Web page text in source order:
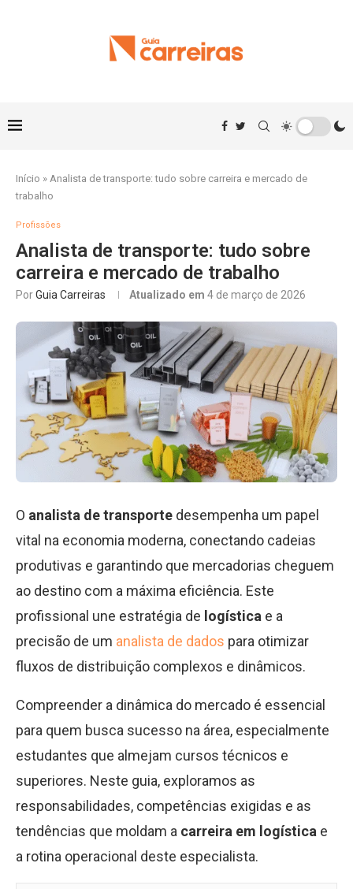
Início » Analista de transporte: tudo sobre carreira e mercado de
trabalho
Profissões
Analista de transporte: tudo sobre
carreira e mercado de trabalho
PorGuia Carreiras Atualizado em 4 de março de 2026
O analista de transporte desempenha um papel
vital na economia moderna, conectando cadeias
produtivas e garantindo que mercadorias cheguem
ao destino com a máxima eficiência. Este
profissional une estratégia de logística e a
precisão de um analista de dados para otimizar
fluxos de distribuição complexos e dinâmicos.
Compreender a dinâmica do mercado é essencial
para quem busca sucesso na área, especialmente
estudantes que almejam cursos técnicos e
superiores. Neste guia, exploramos as
responsabilidades, competências exigidas e as
tendências que moldam a carreira em logística e
a rotina operacional deste especialista.